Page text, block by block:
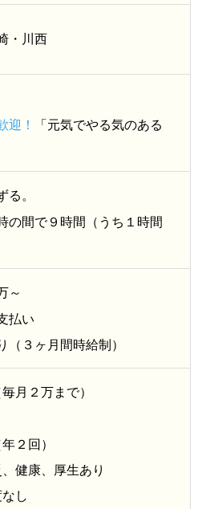
・川西
迎！
「元気でやる気のある
る。
の間で９時間（うち１時間
～
払い
（３ヶ月間時給制）
月２万まで）
２回）
、健康、厚生あり
なし